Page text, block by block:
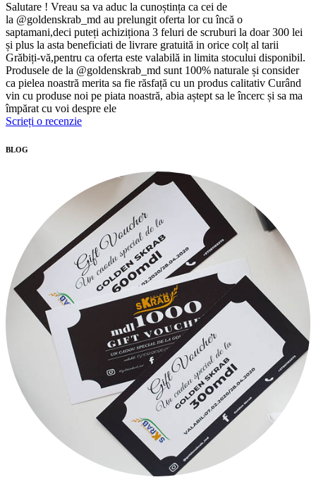
Salutare ! Vreau sa va aduc la cunoștința ca cei de
la @goldenskrab_md au prelungit oferta lor cu încă o
saptamani,deci puteți achiziționa 3 feluri de scruburi la doar 300 lei
și plus la asta beneficiati de livrare gratuită in orice colț al tarii
Grăbiți-vă,pentru ca oferta este valabilă in limita stocului disponibil.
Produsele de la @goldenskrab_md sunt 100% naturale și consider
ca pielea noastră merita sa fie răsfață cu un produs calitativ Curând
vin cu produse noi pe piata noastră, abia aștept sa le încerc și sa ma
împărat cu voi despre ele
Scrieți o recenzie
BLOG